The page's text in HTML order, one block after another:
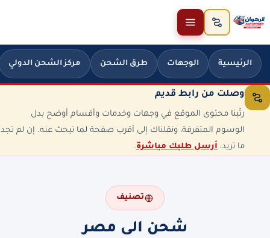
تخطَّ إلى المحتوى
الرئيسية الوجهات طرق الشحن مركز الشحن الدولي
وصلت من رابط قديم
رتّبنا محتوى الموقع في وجهات وخدمات وأقسام أوضح بدل
الوسوم المتفرقة، ونقلناك إلى أقرب صفحة لما تبحث عنه. إن لم تجد
ما تريد، أرسل طلبك مباشرة.
تصنيف
شحن الى مصر